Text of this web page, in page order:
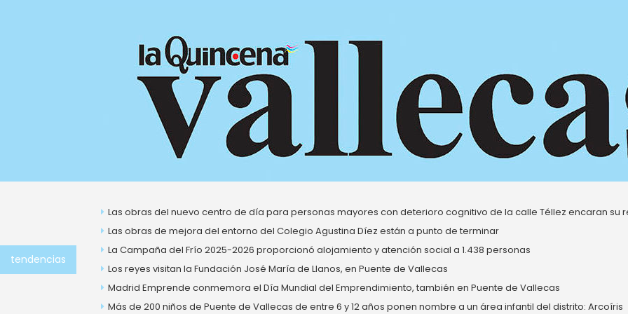
tendencias
Las obras del nuevo centro de día para personas mayores con deterioro cognitivo de la calle Téllez encaran su
Las obras de mejora del entorno del Colegio Agustina Díez están a punto de terminar
La Campaña del Frío 2025-2026 proporcionó alojamiento y atención social a 1.438 personas
Los reyes visitan la Fundación José María de Llanos, en Puente de Vallecas
Madrid Emprende conmemora el Día Mundial del Emprendimiento, también en Puente de Vallecas
Más de 200 niños de Puente de Vallecas de entre 6 y 12 años ponen nombre a un área infantil del distrito: Arcoíris